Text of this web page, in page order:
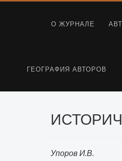
О ЖУРНАЛЕ
ГЕОГРАФИЯ АВТОРОВ
Упоров И.В.